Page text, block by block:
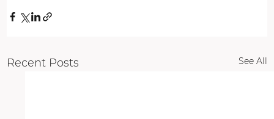
Recent Posts See All